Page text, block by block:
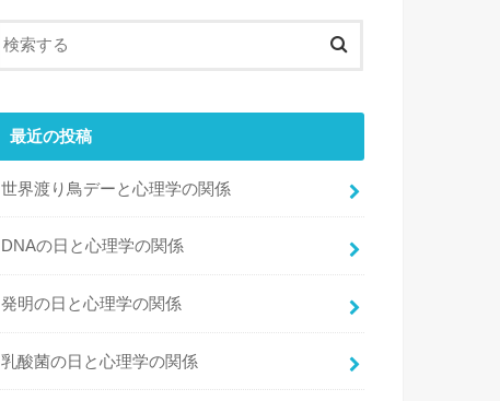
最近の投稿
世界渡り鳥デーと心理学の関係
DNAの日と心理学の関係
発明の日と心理学の関係
乳酸菌の日と心理学の関係